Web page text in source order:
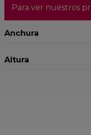
Para ver nuestros
Anchura
Altura